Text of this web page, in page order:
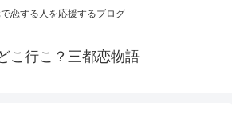
恋する人を応援するブログ
こ行こ？三都恋物語